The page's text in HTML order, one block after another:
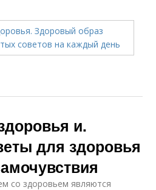
и.
для здоровья
со здоровьем являются